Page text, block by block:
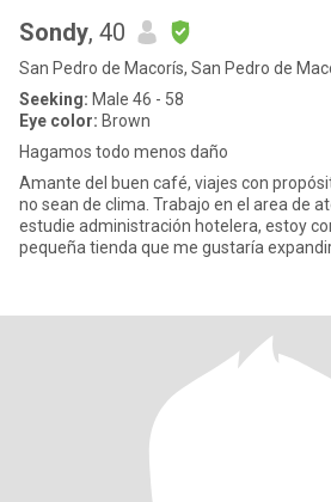
Sondy, 40
San Pedro de Macorís, San Pedro de
Seeking: Male 46 - 58
Eye color: Brown
Hagamos todo menos daño
Amante del buen café, viajes con
no sean de clima. Trabajo en el area de atención al cliente y
estudie administración hotelera, estoy construyendo una
pequeña tienda que me gustaría expandir y